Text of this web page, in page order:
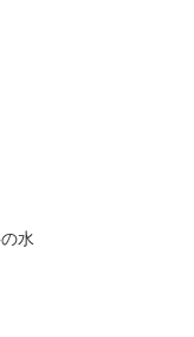
水